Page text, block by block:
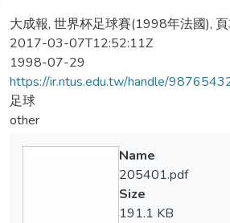
大成報, 世界杯足球賽(1998年法國),
2017-03-07T12:52:11Z
1998-07-29
https://ir.ntus.edu.tw/handle/
足球
other
Name
205401.pdf
Size
191.1 KB